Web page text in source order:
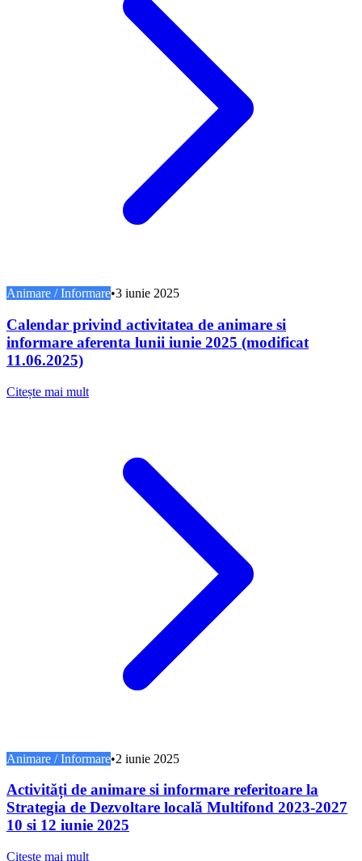
Animare / Informare•3 iunie 2025
Calendar privind activitatea de animare si
informare aferenta lunii iunie 2025 (modificat
11.06.2025)
Citește mai mult
Animare / Informare•2 iunie 2025
Activități de animare si informare referitoare la
Strategia de Dezvoltare locală Multifond 2023-2027
10 si 12 iunie 2025
Citește mai mult